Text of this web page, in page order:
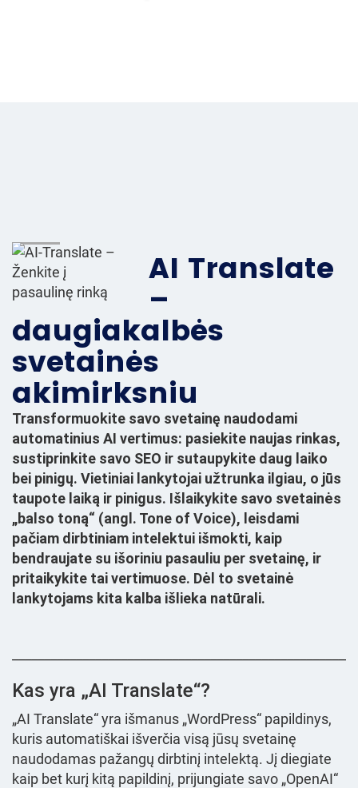
AI Translate
–
daugiakalbės
svetainės
akimirksniu
Transformuokite savo svetainę naudodami
automatinius AI vertimus: pasiekite naujas rinkas,
sustiprinkite savo SEO ir sutaupykite daug laiko
bei pinigų. Vietiniai lankytojai užtrunka ilgiau, o jūs
taupote laiką ir pinigus. Išlaikykite savo svetainės
„balso toną“ (angl. Tone of Voice), leisdami
pačiam dirbtiniam intelektui išmokti, kaip
bendraujate su išoriniu pasauliu per svetainę, ir
pritaikykite tai vertimuose. Dėl to svetainė
lankytojams kita kalba išlieka natūrali.
Kas yra „AI Translate“?
„AI Translate“ yra išmanus „WordPress“ papildinys,
kuris automatiškai išverčia visą jūsų svetainę
naudodamas pažangų dirbtinį intelektą. Jį diegiate
kaip bet kurį kitą papildinį, prijungiate savo „OpenAI“